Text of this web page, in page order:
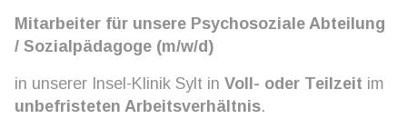
Mitarbeiter für unsere Psychosoziale Abteilung
/ Sozialpädagoge (m/w/d)
in unserer Insel-Klinik Sylt in Voll- oder Teilzeit im
unbefristeten Arbeitsverhältnis.